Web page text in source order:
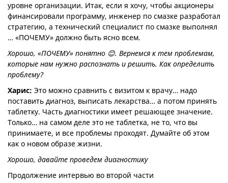
уровне организации. Итак, если я хочу, чтобы акционеры
финансировали программу, инженер по смазке разработал
стратегию, а технический специалист по смазке выполнял
… «ПОЧЕМУ» должно быть ясно всем.
Хорошо, «ПОЧЕМУ» понятно 😊. Вернемся к тем проблемам,
которые нам нужно распознать и решить. Как определить
проблему?
Харис: Это можно сравнить с визитом к врачу… надо
поставить диагноз, выписать лекарства… а потом принять
таблетку. Часть диагностики имеет решающее значение.
Только… на самом деле это не таблетка, не то, что вы
принимаете, и все проблемы проходят. Думайте об этом
как о новом образе жизни.
Хорошо, давайте проведем диагностику
Продолжение интервью во второй части